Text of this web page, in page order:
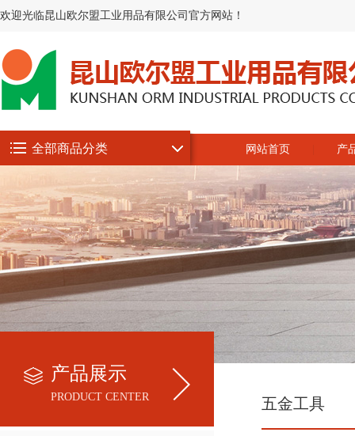
欢迎光临昆山欧尔盟工业用品有限公司官方网站！
全部商品分类 网站首页 产
产品展示
PRODUCT CENTER 五金工具